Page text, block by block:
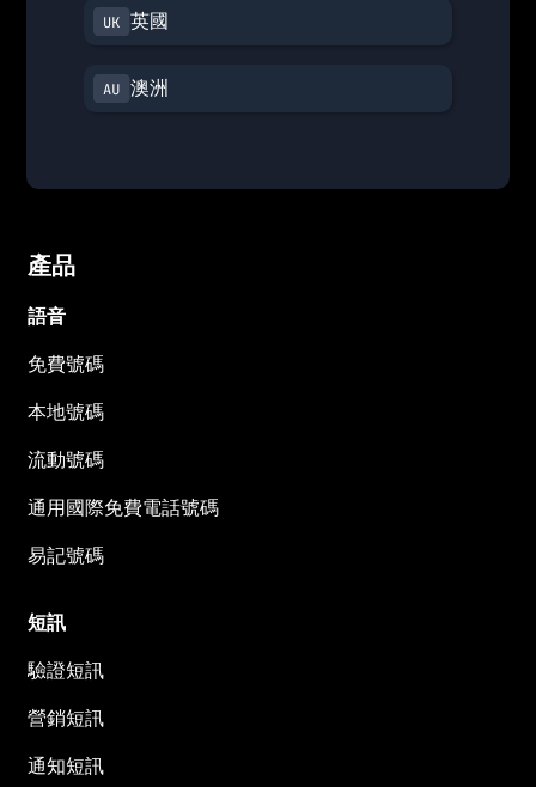
英國
澳洲
產品
語音
免費號碼
本地號碼
流動號碼
通用國際免費電話號碼
易記號碼
短訊
驗證短訊
營銷短訊
通知短訊